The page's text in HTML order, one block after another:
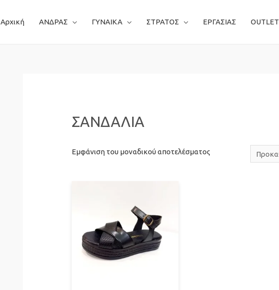
Αρχική ΑΝΔΡΑΣ ΓΥΝΑΙΚΑ ΣΤΡΑΤΟΣ ΕΡΓΑΣΙΑΣ OUTLET
ΣΑΝΔΑΛΙΑ
Εμφάνιση του μοναδικού αποτελέσματος